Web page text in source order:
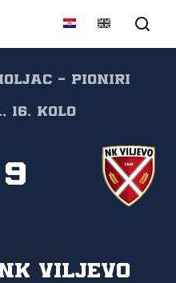
- Pioniri
16. kolo
Viljevo
9